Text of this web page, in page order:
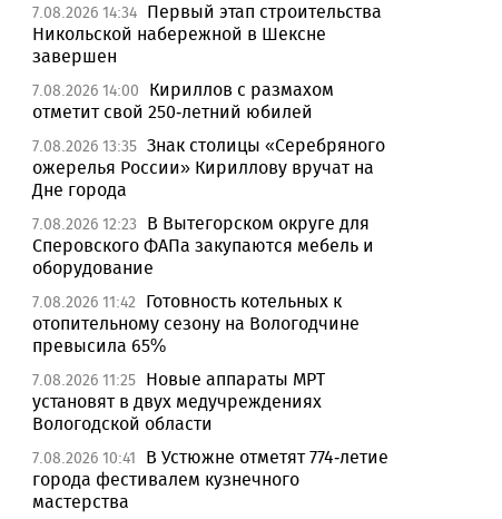
7.08.2026 14:34 Первый этап строительства
Никольской набережной в Шексне
завершен
7.08.2026 14:00
Кириллов с размахом
отметит свой 250-летний юбилей
7.08.2026 13:35 Знак столицы «Серебряного
ожерелья России» Кириллову вручат на
Дне города
7.08.2026 12:23
В Вытегорском округе для
Сперовского ФАПа закупаются мебель и
оборудование
7.08.2026 11:42
Готовность котельных к
отопительному сезону на Вологодчине
превысила 65%
7.08.2026 11:25 Новые аппараты МРТ
установят в двух медучреждениях
Вологодской области
7.08.2026 10:41
В Устюжне отметят 774-летие
города фестивалем кузнечного
мастерства